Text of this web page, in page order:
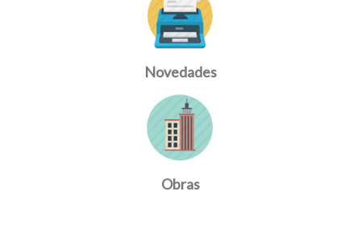
Novedades
Obras